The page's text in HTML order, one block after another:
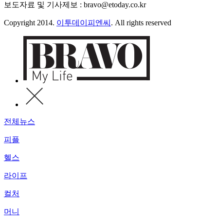
보도자료 및 기사제보 : bravo@etoday.co.kr
Copyright 2014. 이투데이피엔씨 . All rights reserved
전체뉴스
피플
헬스
라이프
컬처
머니